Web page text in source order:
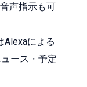
声指示も可
Alexaによる
ース・予定